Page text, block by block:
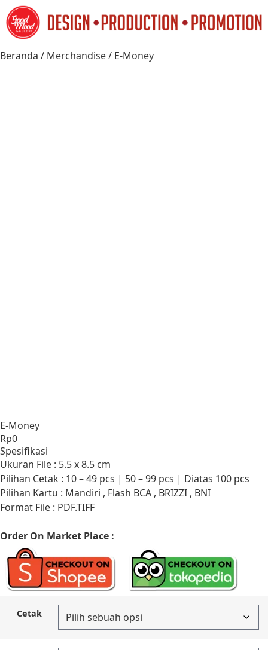
Beranda / Merchandise/ E-Money
E-Money
Rp0
Spesifikasi
Ukuran File : 5.5 x 8.5 cm
Pilihan Cetak : 10 – 49 pcs | 50 – 99 pcs | Diatas 100 pcs
Pilihan Kartu : Mandiri , Flash BCA , BRIZZI , BNI
Format File : PDF.TIFF
Order On Market Place :
Cetak